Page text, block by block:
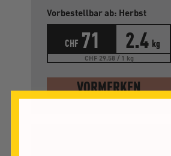
Vorbestellbar ab: Herbst
CHF 71 2.4 kg
CHF 29.58 / 1 kg
VORMERKEN